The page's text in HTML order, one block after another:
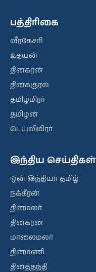
பத்திரிகை
வீரகேசரி
உதயன்
தினகரன்
தினக்குரல்
தமிழ்மிரர்
தமிழன்
டெய்லிமிரர்
இந்திய செய்திகள்
ஒன் இந்தியா தமிழ்
நக்கீரன்
தினமலர்
தினகரன்
மாலைமலர்
தினமணி
தினத்தந்தி